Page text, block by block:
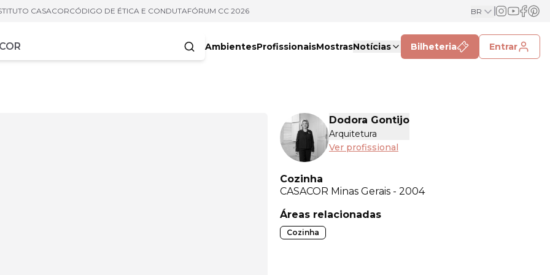
CASACORCÓDIGO DE ÉTICA E CONDUTAFÓRUM CC 2026 BR
AmbientesProfissionaisMostrasNotícias Bilheteria Entrar
Dodora Gontijo
Arquitetura
Ver profissional
Cozinha
CASACOR Minas Gerais - 2004
Áreas relacionadas
Cozinha